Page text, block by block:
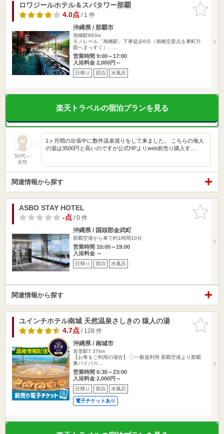
お気に入
りに追加
ロワジールホテル＆スパタワー那覇
4.0点/ 1 件
沖縄県 / 那覇市
旭橋駅883m
モノレール「旭橋駅」下車徒歩6分（旭橋交差点を東町方
面へまっすぐ）、…
営業時間 9:00～17:00
入浴料金 2,000円～
日帰り 宿泊 水風呂
楽天トラベルの宿泊プランを見る
50代～
女性
1ヶ月間の出張中に数件温泉巡りをして来ました。 こちらの海人
の湯は3500円と高いのですが公式HPよりweb前売り購入す…
関連情報から探す
お気に入
りに追加
ASBO STAY HOTEL
-点/ 0 件
沖縄県 / 国頭郡金武町
那覇空港から車で約1時間10分
営業時間 10:00～19:00
入浴料金 ～
日帰り 宿泊 水風呂
関連情報から探す
お気に入
りに追加
ユインチホテル南城 天然温泉さしきの 猿人の湯
4.7点/ 128 件
沖縄県 / 南城市
首里駅7.37km
【お車をご利用の場合】 〇一般道利用 那覇空港より那覇
東バイパス…
営業時間 6:30～23:00
入浴料金 2,000円～
日帰り 宿泊 水風呂
電子チケットあり